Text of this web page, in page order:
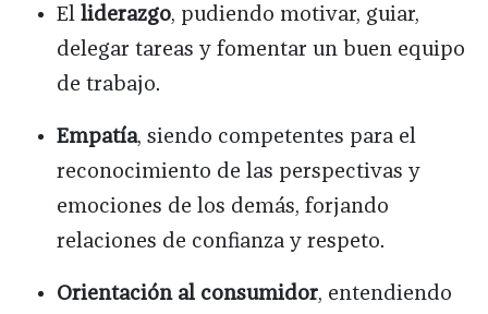
El liderazgo, pudiendo motivar, guiar,
delegar tareas y fomentar un buen equipo
de trabajo.
Empatía, siendo competentes para el
reconocimiento de las perspectivas y
emociones de los demás, forjando
relaciones de confianza y respeto.
Orientación al consumidor, entendiendo